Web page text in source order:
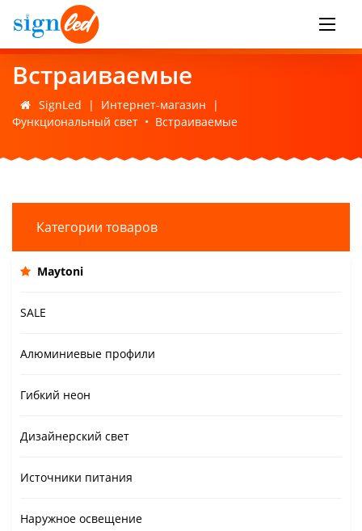
Встраиваемые
SignLed | Интернет-магазин
|
Функциональный свет • Встраиваемые
Категории товаров
Maytoni
SALE
Алюминиевые профили
Гибкий неон
Дизайнерский свет
Источники питания
Наружное освещение